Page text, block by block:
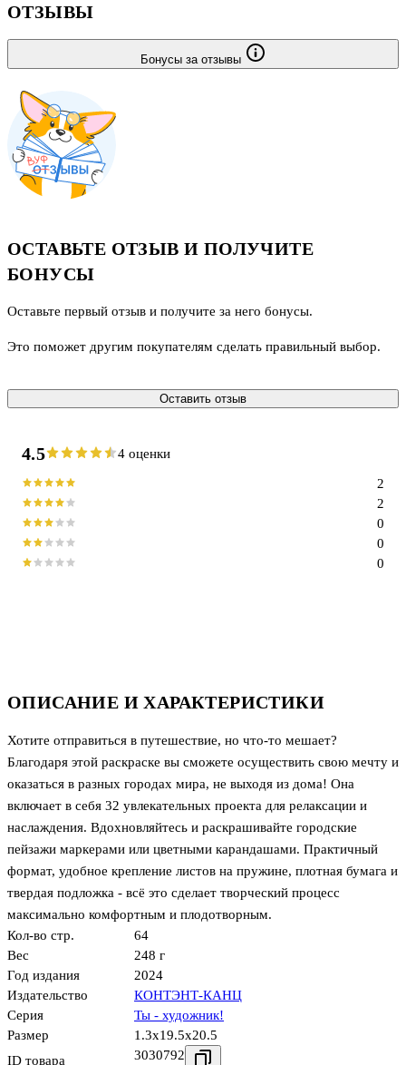
ОПИСАНИЕ И ХАРАКТЕРИСТИКИ
Хотите отправиться в путешествие, но что-то мешает?
Благодаря этой раскраске вы сможете осуществить свою мечту и
оказаться в разных городах мира, не выходя из дома! Она
включает в себя 32 увлекательных проекта для релаксации и
наслаждения. Вдохновляйтесь и раскрашивайте городские
пейзажи маркерами или цветными карандашами. Практичный
формат, удобное крепление листов на пружине, плотная бумага и
твердая подложка - всё это сделает творческий процесс
максимально комфортным и плодотворным.
Кол-во стр.
64
Вес
248 г
Год издания
2024
Издательство
КОНТЭНТ-КАНЦ
Серия
Ты - художник!
Размер
1.3x19.5x20.5
ID товара
3030792
ОТЗЫВЫ
Бонусы за отзывы
ОСТАВЬТЕ ОТЗЫВ И ПОЛУЧИТЕ
БОНУСЫ
Оставьте первый отзыв и получите за него бонусы.
Это поможет другим покупателям сделать правильный выбор.
Оставить отзыв
4.5 4 оценки
0
0
0
2
2